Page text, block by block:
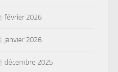
février 2026
janvier 2026
décembre 2025